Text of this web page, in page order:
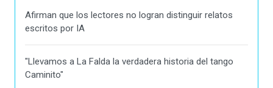
Afirman que los lectores no logran distinguir relatos
escritos por IA
"Llevamos a La Falda la verdadera historia del tango
Caminito"